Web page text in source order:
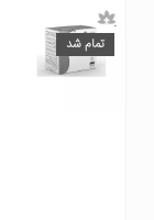
تمام شد